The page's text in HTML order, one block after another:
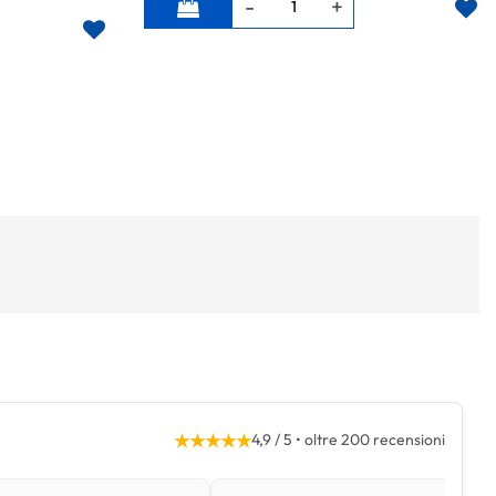
★★★★★4,9 / 5 • oltre 200 recensioni